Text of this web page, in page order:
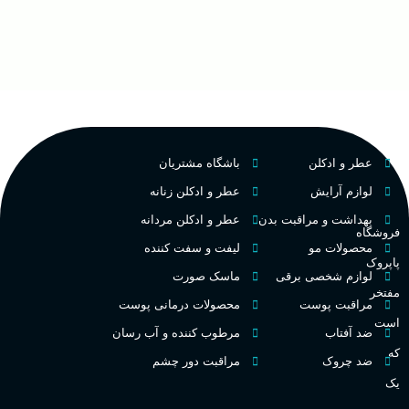
کشور مبدا برند
طبع تلخ
غلظت
اکسترکت دو پرفیوم
گروه بویایی میوه ای
میوه‌ها و مرکبات، وانیل،
فروشگاه
پاپروک
مفتخر
است
که
یک
عطر و ادکلن
لوازم آرایش
بهداشت و مراقبت بدن
محصولات مو
لوازم شخصی برقی
مراقبت پوست
ضد آفتاب
ضد چروک
باشگاه مشتریان
عطر و ادکلن زنانه
عطر و ادکلن مردانه
لیفت و سفت کننده
ماسک صورت
محصولات درمانی پوست
مرطوب کننده و آب رسان
مراقبت دور چشم